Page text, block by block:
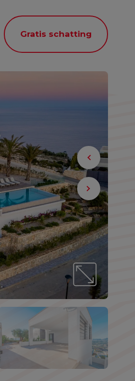
Gratis schatting
Previous
Next